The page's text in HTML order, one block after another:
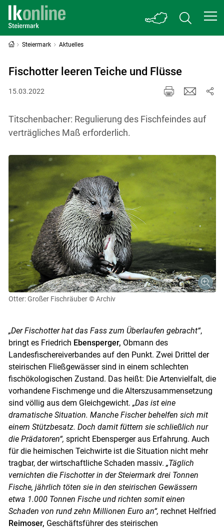
Skip to main content
Steiermark Aktuelles
Fischotter leeren Teiche und Flüsse
15.03.2022
Titschenbacher: Regulierung des Fischfeindes auf
verträgliches Maß erforderlich.
Otter: Großer Fischräuber © Archiv
„Der Fischotter hat das Fass zum Überlaufen gebracht“,
bringt es Friedrich Ebensperger, Obmann des
Landesfischereiverbandes auf den Punkt. Zwei Drittel der
steirischen Fließgewässer sind in einem schlechten
fischökologischen Zustand. Das heißt: Die Artenvielfalt, die
vorhandene Fischmenge und die Alterszusammensetzung
sind völlig aus dem Gleichgewicht. „Das ist eine
dramatische Situation. Manche Fischer behelfen sich mit
einem Stützbesatz. Doch damit füttern sie schließlich nur
die Prädatoren“, spricht Ebensperger aus Erfahrung. Auch
für die heimischen Teichwirte ist die Situation nicht mehr
tragbar, der wirtschaftliche Schaden massiv. „Täglich
vernichten die Fischotter in der Steiermark drei Tonnen
Fische, jährlich töten sie in den steirischen Gewässern
etwa 1.000 Tonnen Fische und richten somit einen
Schaden von rund zehn Millionen Euro an“, rechnet Helfried
Reimoser, Geschäftsführer des steirischen